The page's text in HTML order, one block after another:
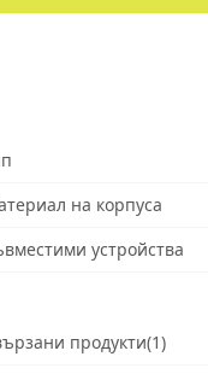
на корпуса
устройства
продукти(1)